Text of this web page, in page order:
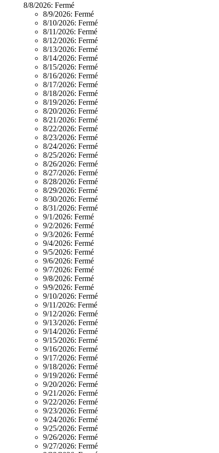
8/8/2026: Fermé
8/9/2026: Fermé
8/10/2026: Fermé
8/11/2026: Fermé
8/12/2026: Fermé
8/13/2026: Fermé
8/14/2026: Fermé
8/15/2026: Fermé
8/16/2026: Fermé
8/17/2026: Fermé
8/18/2026: Fermé
8/19/2026: Fermé
8/20/2026: Fermé
8/21/2026: Fermé
8/22/2026: Fermé
8/23/2026: Fermé
8/24/2026: Fermé
8/25/2026: Fermé
8/26/2026: Fermé
8/27/2026: Fermé
8/28/2026: Fermé
8/29/2026: Fermé
8/30/2026: Fermé
8/31/2026: Fermé
9/1/2026: Fermé
9/2/2026: Fermé
9/3/2026: Fermé
9/4/2026: Fermé
9/5/2026: Fermé
9/6/2026: Fermé
9/7/2026: Fermé
9/8/2026: Fermé
9/9/2026: Fermé
9/10/2026: Fermé
9/11/2026: Fermé
9/12/2026: Fermé
9/13/2026: Fermé
9/14/2026: Fermé
9/15/2026: Fermé
9/16/2026: Fermé
9/17/2026: Fermé
9/18/2026: Fermé
9/19/2026: Fermé
9/20/2026: Fermé
9/21/2026: Fermé
9/22/2026: Fermé
9/23/2026: Fermé
9/24/2026: Fermé
9/25/2026: Fermé
9/26/2026: Fermé
9/27/2026: Fermé